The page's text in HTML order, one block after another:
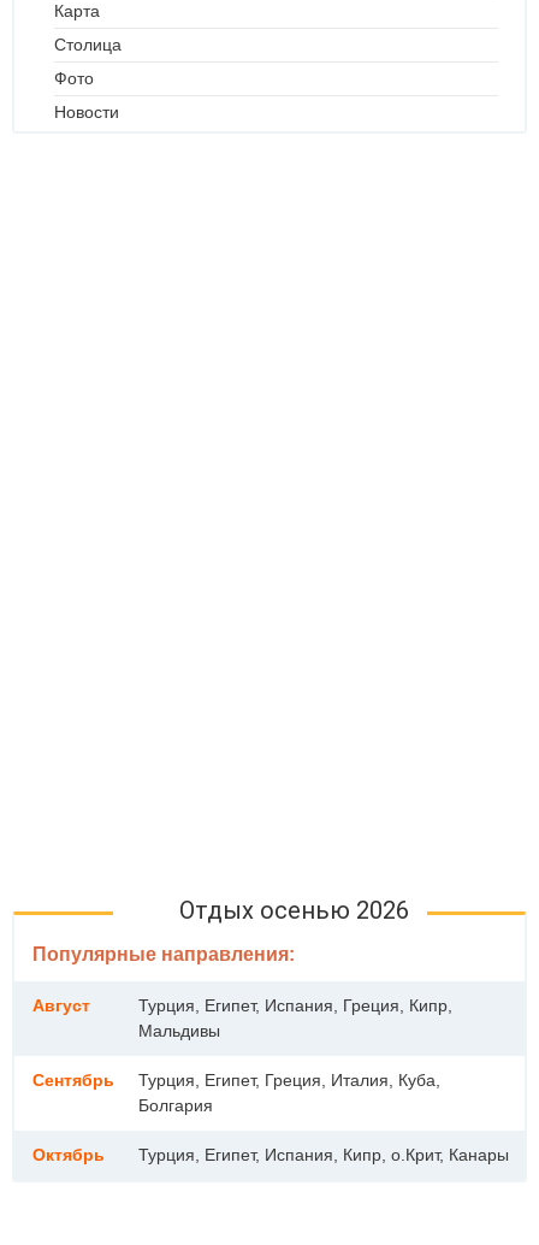
Карта
Столица
Фото
Новости
Отдых осенью 2026
Популярные направления:
Август
Турция, Египет, Испания, Греция, Кипр,
Мальдивы
Сентябрь
Турция, Египет, Греция, Италия, Куба,
Болгария
Октябрь Турция, Египет, Испания, Кипр, о.Крит, Канары